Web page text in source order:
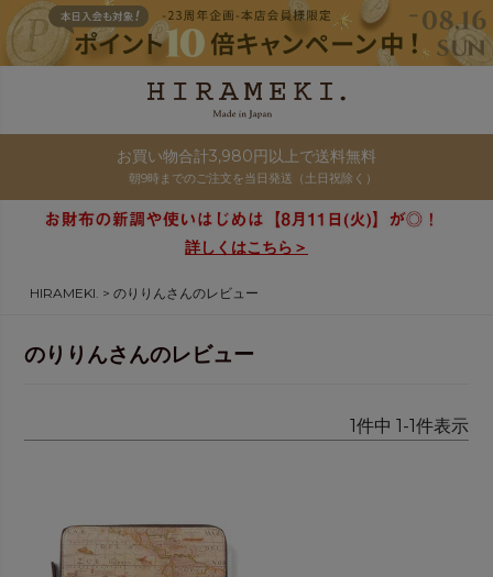
お買い物合計3,980円以上で送料無料
朝9時までのご注文を当日発送（土日祝除く）
詳しくはこちら＞
HIRAMEKI. のりりんさんのレビュー
のりりんさんのレビュー
1件中 1 -1件表示